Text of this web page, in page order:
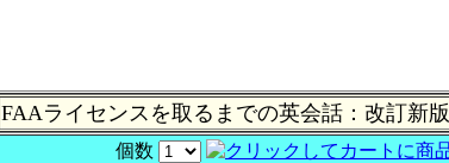
FAAライセンスを取るまでの英会話：改訂新版
個数